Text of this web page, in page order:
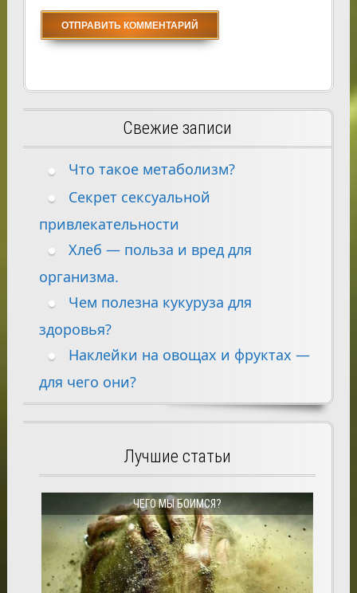
Свежие записи
Что такое метаболизм?
Секрет сексуальной
привлекательности
Хлеб — польза и вред для
организма.
Чем полезна кукуруза для
здоровья?
Наклейки на овощах и фруктах —
для чего они?
Лучшие статьи
ЧЕГО МЫ БОИМСЯ?